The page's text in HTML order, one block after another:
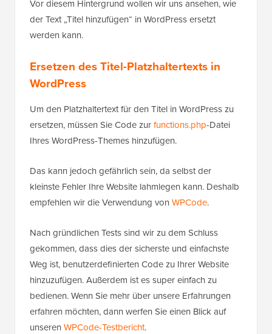
Vor diesem Hintergrund wollen wir uns ansehen, wie
der Text „Titel hinzufügen“ in WordPress ersetzt
werden kann.
Ersetzen des Titel-Platzhaltertexts in
WordPress
Um den Platzhaltertext für den Titel in WordPress zu
ersetzen, müssen Sie Code zurfunctions.php-Datei
Ihres WordPress-Themes hinzufügen.
Das kann jedoch gefährlich sein, da selbst der
kleinste Fehler Ihre Website lahmlegen kann. Deshalb
empfehlen wir die Verwendung von WPCode.
Nach gründlichen Tests sind wir zu dem Schluss
gekommen, dass dies der sicherste und einfachste
Weg ist, benutzerdefinierten Code zu Ihrer Website
hinzuzufügen. Außerdem ist es super einfach zu
bedienen. Wenn Sie mehr über unsere Erfahrungen
erfahren möchten, dann werfen Sie einen Blick auf
unseren WPCode-Testbericht.